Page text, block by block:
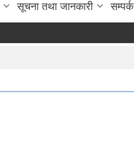
सूचना तथा जानकारी सम्पर्क